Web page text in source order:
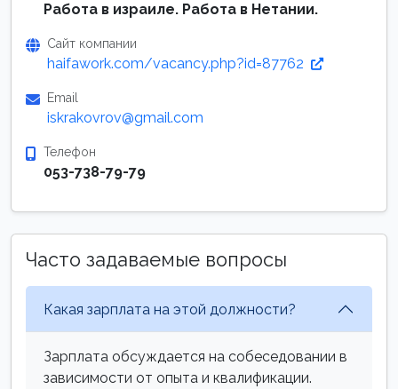
Работа в израиле. Работа в Нетании.
Сайт компании
haifawork.com/vacancy.php?id=87762
Email
iskrakovrov@gmail.com
Телефон
053-738-79-79
Часто задаваемые вопросы
Какая зарплата на этой должности?
Зарплата обсуждается на собеседовании в
зависимости от опыта и квалификации.